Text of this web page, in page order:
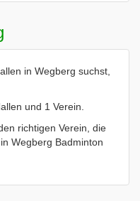
in Wegberg suchst,
und 1 Verein.
richtigen Verein, die
Wegberg Badminton